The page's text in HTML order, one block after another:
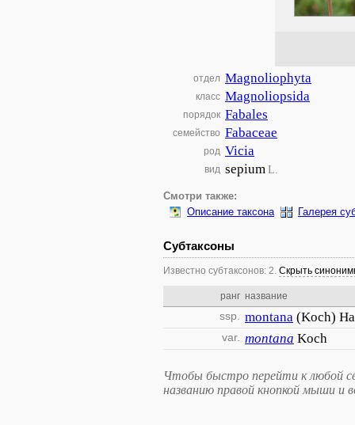
отдел Magnoliophyta
класс Magnoliopsida
порядок Fabales
семейство Fabaceae
род Vicia
вид sepiumL.
Смотри также:
Описание таксона
Галерея
Субтаксоны
Известно субтаксонов: 2. Скрыть
ранг название
ssp. montana (Koch)
var. montana Koch
Чтобы быстро перейти к любой
названию правой кнопкой мыши и